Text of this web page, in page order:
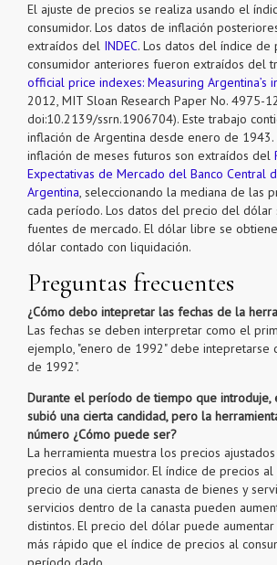
El ajuste de precios se realiza usando el
consumidor. Los datos de inflación
extraídos del INDEC. Los datos del índice de
consumidor anteriores fueron extraídos del
official price indexes: Measuring Argentina’s
2012, MIT Sloan Research Paper No. 4975-
doi:10.2139/ssrn.1906704). Este trabajo
inflación de Argentina desde enero de 1943.
inflación de meses futuros son extraídos del
Expectativas de Mercado del Banco Central
Argentina, seleccionando la mediana de las
cada período. Los datos del precio del dólar
fuentes de mercado. El dólar libre se
dólar contado con liquidación.
Preguntas frecuentes
¿Cómo debo intepretar las fechas de la
Las fechas se deben interpretar como el
ejemplo, "enero de 1992" debe intepretarse
de 1992".
Durante el período de tiempo que
subió una cierta candidad, pero la
número ¿Cómo puede ser?
La herramienta muestra los precios
precios al consumidor. El índice de precios
precio de una cierta canasta de bienes y
servicios dentro de la canasta pueden
distintos. El precio del dólar puede aumentar
más rápido que el índice de precios al